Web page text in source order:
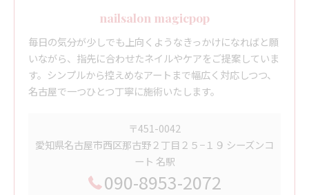
nailsalon magicpop
毎日の気分が少しでも上向くようなきっかけになればと願
いながら、指先に合わせたネイルやケアをご提案していま
す。シンプルから控えめなアートまで幅広く対応しつつ、
名古屋で一つひとつ丁寧に施術いたします。
〒451-0042
愛知県名古屋市西区那古野２丁目２５−１９ シーズンコ
ート 名駅
090-8953-2072